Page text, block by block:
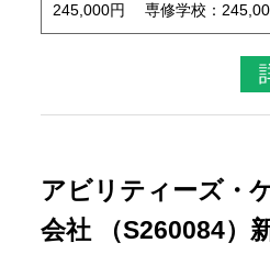
245,000円 専修学校：
アビリティーズ・
会社 （S260084）